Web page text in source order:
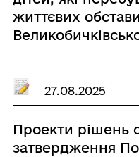
життєвих
27.08.2025
Проекти
затвердження